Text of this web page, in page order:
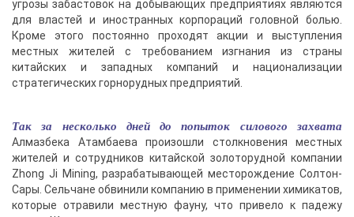
угрозы забастовок на добывающих предприятиях являются
для властей и иностранных корпораций головной болью.
Кроме этого постоянно проходят акции и выступления
местных жителей с требованием изгнания из страны
китайских и западных компаний и национализации
стратегических горнорудных предприятий.
Так за несколько дней до попыток силового захвата
Алмазбека Атамбаева произошли столкновения местных
жителей и сотрудников китайской золоторудной компании
Zhong Ji Mining, разрабатывающей месторождение Солтон-
Сары. Сельчане обвинили компанию в применении химикатов,
которые отравили местную фауну, что привело к падежу